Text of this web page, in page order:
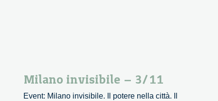
Milano invisibile – 3/11
Event: Milano invisibile. Il potere nella città. Il